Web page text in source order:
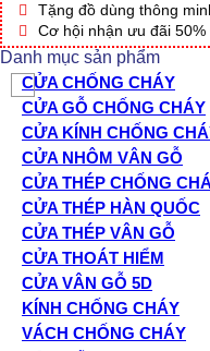
Tặng đồ dùng thông
Cơ hội nhận ưu đãi 50%
Danh mục sản phẩm
CỬA CHỐNG CHÁY
CỬA GỖ CHỐNG CHÁY
CỬA KÍNH CHỐNG
CỬA NHÔM VÂN GỖ
CỬA THÉP CHỐNG
CỬA THÉP HÀN QUỐC
CỬA THÉP VÂN GỖ
CỬA THOÁT HIỂM
CỬA VÂN GỖ 5D
KÍNH CHỐNG CHÁY
VÁCH CHỐNG CHÁY